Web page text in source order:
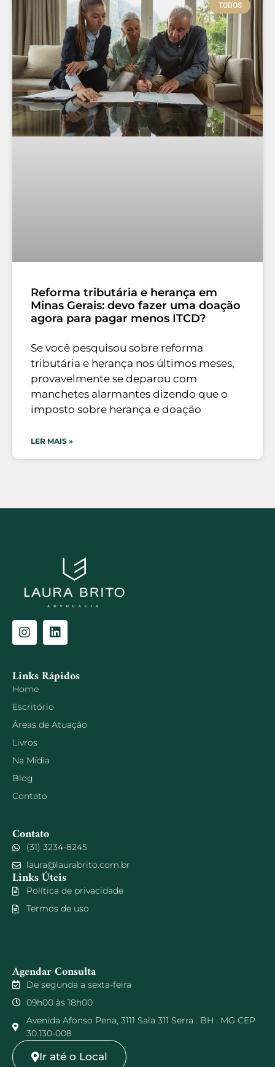
TODOS
Reforma tributária e herança em
Minas Gerais: devo fazer uma doação
agora para pagar menos ITCD?
Se você pesquisou sobre reforma
tributária e herança nos últimos meses,
provavelmente se deparou com
manchetes alarmantes dizendo que o
imposto sobre herança e doação
LER MAIS »
Links Rápidos
Home
Escritório
Áreas de Atuação
Livros
Na Mídia
Blog
Contato
Contato
(31) 3234-8245
laura@laurabrito.com.br
Links Úteis
Política de privacidade
Termos de uso
Agendar Consulta
De segunda a sexta-feira
09h00 às 18h00
Avenida Afonso Pena, 3111 Sala 311 Serra . BH . MG CEP
30.130-008
Ir até o Local